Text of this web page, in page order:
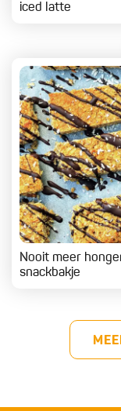
iced latte
Nooit meer
snackbakje